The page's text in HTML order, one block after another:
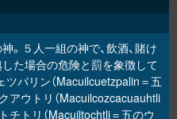
。５人一組の神で、飲酒、賭け
た場合の危険と罰を象徴して
ツパリン（Macuilcuetzpalin＝五
アウトリ（Macuilcozcacuauhtli
トチトリ（Macuiltochtli＝五のウ